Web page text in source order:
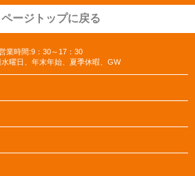
ページトップに戻る
業時間:9：30～17：30
曜日、年末年始、夏季休暇、GW